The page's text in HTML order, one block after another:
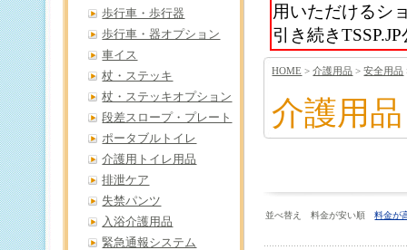
用いただけるシ
引き続き
HOME >介護用品 >安全用品
介護用品
並べ替え 料金が安い順料金が
歩行車・歩行器
歩行車・器オプション
車イス
杖・ステッキ
杖・ステッキオプション
段差スロープ・プレート
ポータブルトイレ
介護用トイレ用品
排泄ケア
失禁パンツ
入浴介護用品
緊急通報システム